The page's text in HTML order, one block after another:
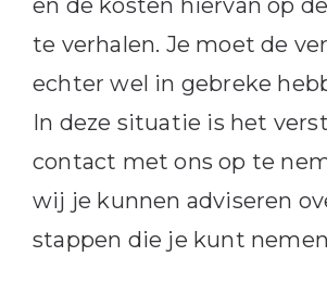
en de kosten hiervan op
te verhalen. Je moet de
echter wel in gebreke
In deze situatie is het
contact met ons op te
wij je kunnen adviseren
stappen die je kunt